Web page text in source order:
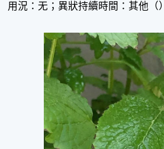
用況：无；異狀持續時間：其他（）